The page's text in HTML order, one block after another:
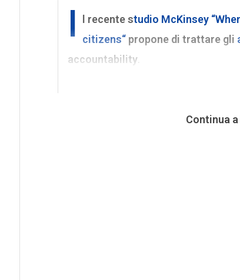
I l recente studio McKinsey
citizens“ propone di trattare gli
accountability.
Continua